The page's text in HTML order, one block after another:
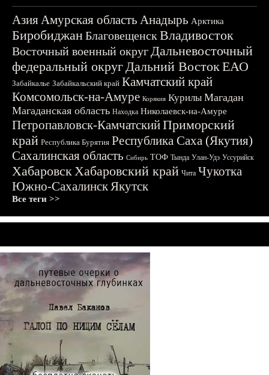
АзияАмурская область Анадырь Арктика
БиробиджанБлаговещенскВладивосток
Восточный военный округДальневосточный
федеральный округДальний ВостокЕАО
Забайкалье Забайкальский край Камчатский край
Комсомольск-на-Амуре Корякия Курилы Магадан
Магаданская область Находка Николаевск-на-Амуре
Петропавловск-КамчатскийПриморский
край Республика Бурятия Республика Саха (Якутия)
Сахалинская область Сибирь ТОФ Тында Улан-Удэ Уссурийск
ХабаровскХабаровский край Чита Чукотка
Южно-СахалинскЯкутск
Все теги >>